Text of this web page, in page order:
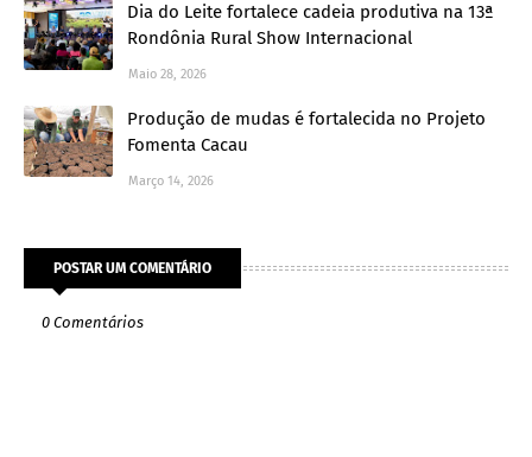
Dia do Leite fortalece cadeia produtiva na 13ª
Rondônia Rural Show Internacional
Maio 28, 2026
Produção de mudas é fortalecida no Projeto
Fomenta Cacau
Março 14, 2026
POSTAR UM COMENTÁRIO
0 Comentários